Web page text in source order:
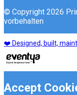
© Copyright 2026
vorbehalten
❤️ Designed, built,
Accept